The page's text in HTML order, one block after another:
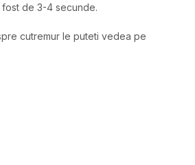
de 3-4 secunde.
cutremur le puteti vedea pe